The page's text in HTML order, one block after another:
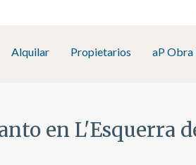
Alquilar Propietarios aP Obra
en L'Esquerra